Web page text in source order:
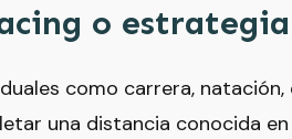
o
como carrera,
una distancia conocida